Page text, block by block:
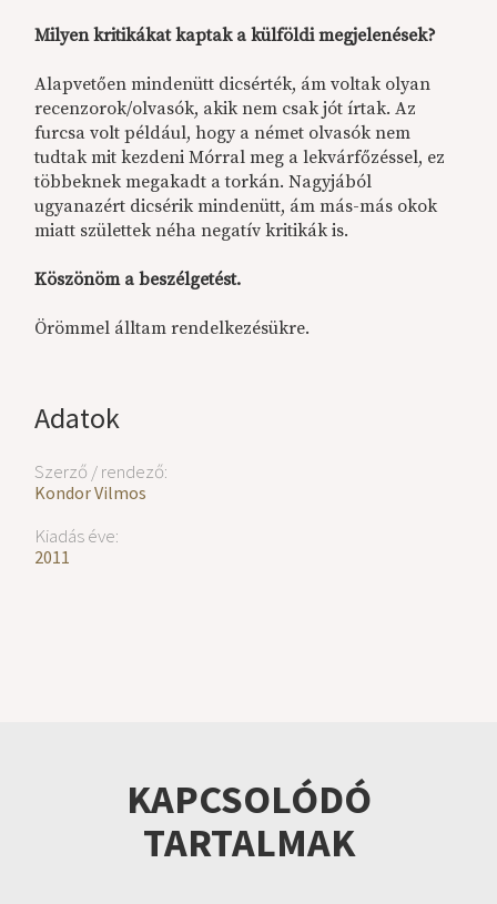
Adatok
Szerző / rendező:
Kondor Vilmos
Kiadás éve:
2011
Milyen kritikákat kaptak a külföldi megjelenések?
Alapvetően mindenütt dicsérték, ám voltak olyan
recenzorok/olvasók, akik nem csak jót írtak. Az
furcsa volt például, hogy a német olvasók nem
tudtak mit kezdeni Mórral meg a lekvárfőzéssel, ez
többeknek megakadt a torkán. Nagyjából
ugyanazért dicsérik mindenütt, ám más-más okok
miatt születtek néha negatív kritikák is.
Köszönöm a beszélgetést.
Örömmel álltam rendelkezésükre.
KAPCSOLÓDÓ
TARTALMAK